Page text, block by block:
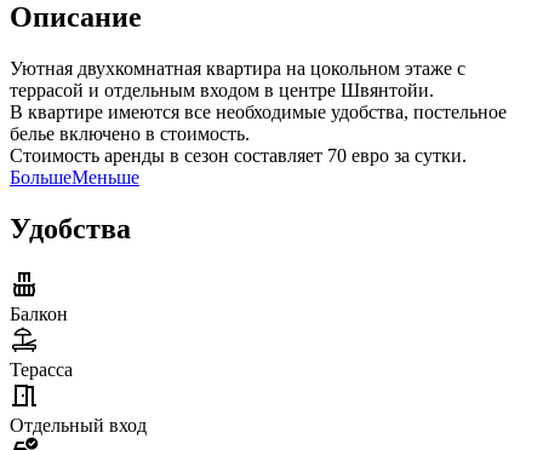
Описание
Уютная двухкомнатная квартира на цокольном этаже с
террасой и отдельным входом в центре Швянтойи.
В квартире имеются все необходимые удобства, постельное
белье включено в стоимость.
Стоимость аренды в сезон составляет 70 евро за сутки.
БольшеМеньше
Удобства
Балкон
Терасса
Отдельный вход